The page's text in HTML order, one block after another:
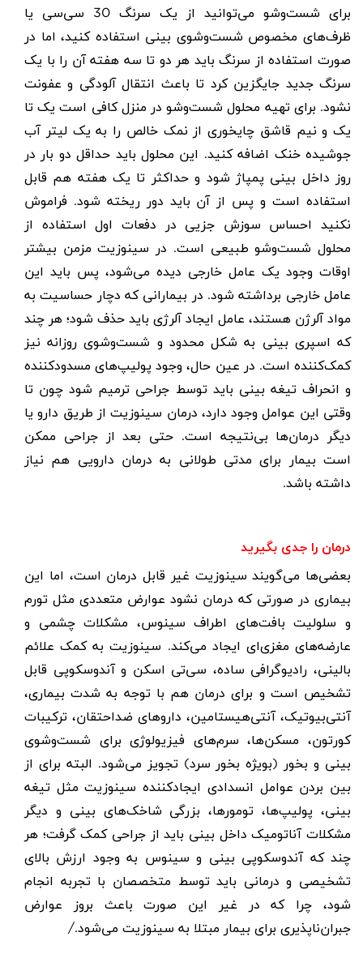
برای شست‌وشو می‌توانید از یک سرنگ 30 سی‌سی یا
ظرف‌های مخصوص شست‌وشوی بینی استفاده کنید، اما در
صورت استفاده از سرنگ باید هر دو تا سه هفته آن را با یک
سرنگ جدید جایگزین کرد تا باعث انتقال آلودگی و عفونت
نشود. برای تهیه محلول شست‌وشو در منزل کافی است یک تا
یک و نیم قاشق چایخوری از نمک خالص را به یک لیتر آب
جوشیده خنک اضافه کنید. این محلول باید حداقل دو بار در
روز داخل بینی پمپاژ شود و حداکثر تا یک هفته هم قابل
استفاده است و پس از آن باید دور ریخته شود. فراموش
نکنید احساس سوزش جزیی در دفعات اول استفاده از
محلول شست‌وشو طبیعی است. در سینوزیت مزمن بیشتر
اوقات وجود یک عامل خارجی دیده می‌شود، پس باید این
عامل خارجی برداشته شود. در بیمارانی که دچار حساسیت به
مواد آلرژن هستند، عامل ایجاد آلرژی باید حذف شود؛ هر چند
که اسپری بینی به شکل محدود و شست‌وشوی روزانه نیز
کمک‌کننده است. در عین حال، وجود پولیپ‌های مسدودکننده
و انحراف تیغه بینی باید توسط جراحی ترمیم شود چون تا
وقتی این عوامل وجود دارد، درمان سینوزیت از طریق دارو یا
دیگر درمان‌ها بی‌نتیجه است. حتی بعد از جراحی ممکن
است بیمار برای مدتی طولانی به درمان دارویی هم نیاز
داشته باشد.
درمان را جدی بگیرید
بعضی‌ها می‌گویند سینوزیت غیر قابل درمان است، اما این
بیماری در صورتی که درمان نشود عوارض متعددی مثل تورم
و سلولیت بافت‌های اطراف سینوس، مشکلات چشمی و
عارضه‌های مغز‌ی‌ای ایجاد می‌کند. سینوزیت به کمک علائم
بالینی، رادیوگرافی ساده، سی‌تی اسکن و آندوسکوپی قابل
تشخیص است و برای درمان هم با توجه به‌ شدت بیماری،
آنتی‌بیوتیک، آنتی‌هیستامین، داروهای ضداحتقان، ترکیبات
کورتون، مسکن‌ها، سرم‌های فیزیولوژی برای شست‌وشوی
بینی و بخور (بویژه بخور سرد) تجویز می‌شود. البته برای از
بین بردن عوامل انسدادی ایجادکننده سینوزیت مثل تیغه
بینی، پولیپ‌ها، تومورها، بزرگی شاخک‌های بینی و دیگر
مشکلات آناتومیک داخل بینی باید از جراحی کمک گرفت؛ هر
چند که آندوسکوپی بینی و سینوس به وجود ارزش بالای
تشخیصی و درمانی باید توسط متخصصان با تجربه انجام
شود، چرا که در غیر این صورت باعث بروز عوارض
جبران‌ناپذیری برای بیمار مبتلا به سینوزیت می‌شود.
/